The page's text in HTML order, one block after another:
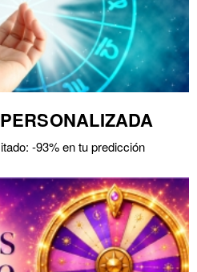
-93% en tu predicción